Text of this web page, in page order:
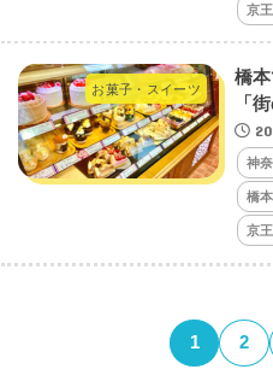
京
お菓子・スイーツ
橋
「
神
橋
京
1 2